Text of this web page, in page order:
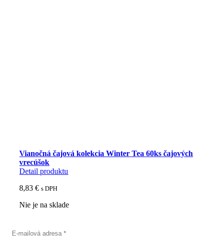
Vianočná čajová kolekcia Winter Tea 60ks čajových
vrecúšok
Detail produktu
8,83€ s DPH
Nie je na sklade